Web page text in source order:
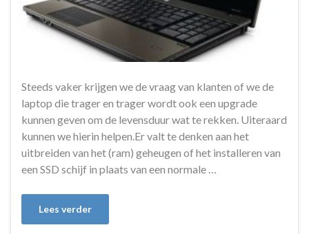
Steeds vaker krijgen we de vraag van klanten of we de
laptop die trager en trager wordt ook een upgrade
kunnen geven om de levensduur wat te rekken. Uiteraard
kunnen we hierin helpen.Er valt te denken aan het
uitbreiden van het (ram) geheugen of het installeren van
een SSD schijf in plaats van een normale …
Lees verder